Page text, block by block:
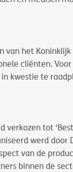
van het
cliënten.
kwestie te
verkozen tot
werd door
van de
binnen de